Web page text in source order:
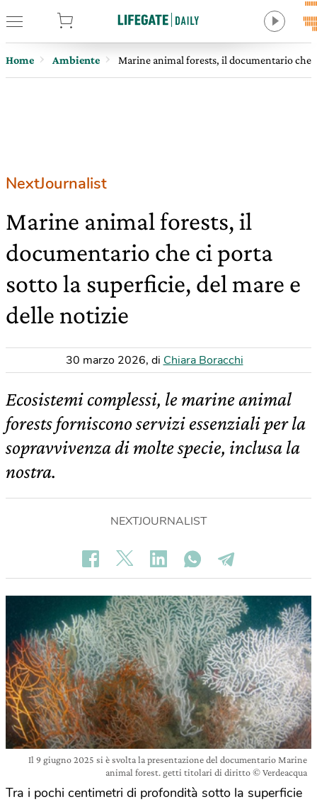
Home Ambiente Marine animal forests, il documentario che
NextJournalist
Marine animal forests, il
documentario che ci porta
sotto la superficie, del mare e
delle notizie
30 marzo 2026, di Chiara Boracchi
Ecosistemi complessi, le marine animal
forests forniscono servizi essenziali per la
sopravvivenza di molte specie, inclusa la
nostra.
NEXTJOURNALIST
Il 9 giugno 2025 si è svolta la presentazione del documentario Marine
animal forest. getti titolari di diritto © Verdeacqua
Tra i pochi centimetri di profondità sotto la superficie